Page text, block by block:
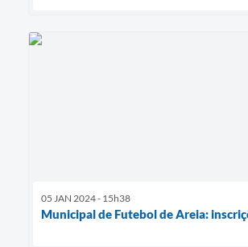
05 JAN 2024 - 15h38
Municipal de Futebol de Areia: